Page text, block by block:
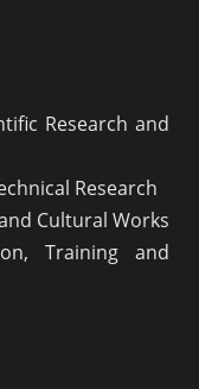
Research and
Research
Cultural Works
Training and